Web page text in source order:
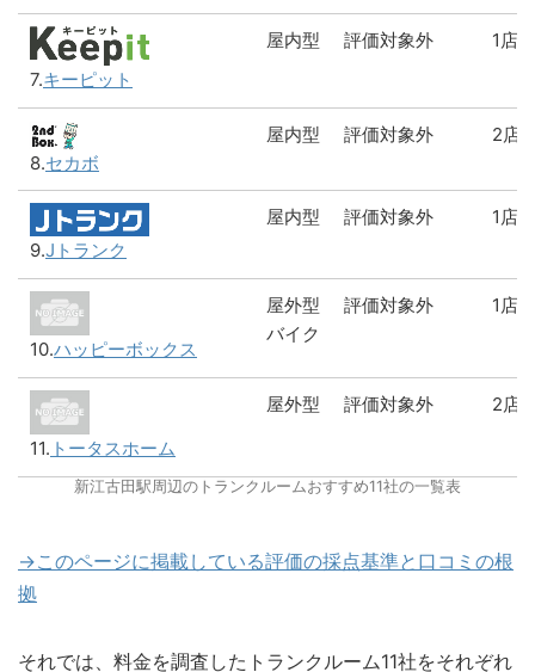
7.キーピット
屋内型 評価対象外 1店舗
8.セカボ
屋内型 評価対象外 2店
9.Jトランク
屋内型 評価対象外 1店舗
10.ハッピーボックス
屋外型
バイク
評価対象外 1店舗
11. トータスホーム
屋外型 評価対象外 2店
新江古田駅周辺のトランクルームおすすめ11社の一覧表
→このページに掲載している評価の採点基準と口コミの根
拠
それでは、料金を調査したトランクルーム11社をそれぞれ